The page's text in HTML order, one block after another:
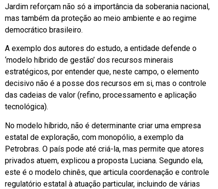
Jardim reforçam não só a importância da soberania nacional,
mas também da proteção ao meio ambiente e ao regime
democrático brasileiro.
A exemplo dos autores do estudo, a entidade defende o
‘modelo híbrido de gestão’ dos recursos minerais
estratégicos, por entender que, neste campo, o elemento
decisivo não é a posse dos recursos em si, mas o controle
das cadeias de valor (refino, processamento e aplicação
tecnológica).
No modelo híbrido, não é determinante criar uma empresa
estatal de exploração, com monopólio, a exemplo da
Petrobras. O país pode até criá-la, mas permite que atores
privados atuem, explicou a proposta Luciana. Segundo ela,
este é o modelo chinês, que articula coordenação e controle
regulatório estatal à atuação particular, incluindo de várias